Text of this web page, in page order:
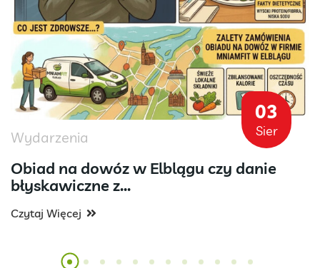
03
Sier
Wydarzenia
Obiad na dowóz w Elblągu czy danie
błyskawiczne z...
Czytaj Więcej